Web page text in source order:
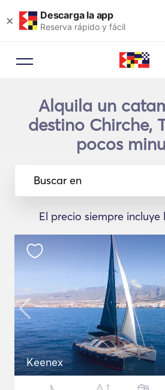
× Descarga la app
Reserva rápido y fácil
Alquila un
destino Chirche,
pocos
Buscar en
El precio siempre
Keenex